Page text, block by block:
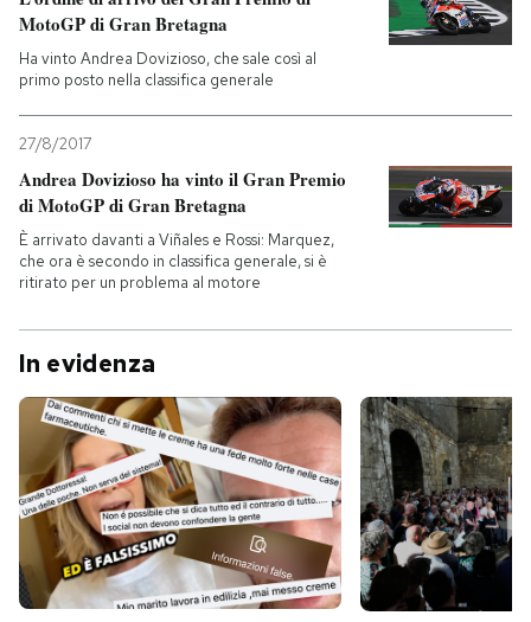
MotoGP di Gran Bretagna
Ha vinto Andrea Dovizioso, che sale così al
primo posto nella classifica generale
27/8/2017
Andrea Dovizioso ha vinto il Gran Premio
di MotoGP di Gran Bretagna
È arrivato davanti a Viñales e Rossi: Marquez,
che ora è secondo in classifica generale, si è
ritirato per un problema al motore
In evidenza